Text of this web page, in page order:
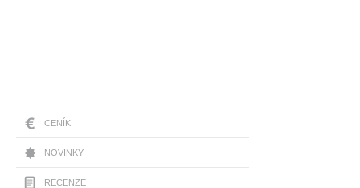
CENÍK
NOVINKY
RECENZE